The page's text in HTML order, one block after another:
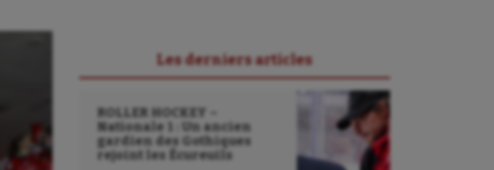
Les derniers articles
ROLLER HOCKEY –
Nationale 1 : Un ancien
gardien des Gothiques
rejoint les Écureuils